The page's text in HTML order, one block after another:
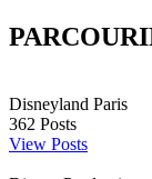
Disneyland Paris
362 Posts
View Posts